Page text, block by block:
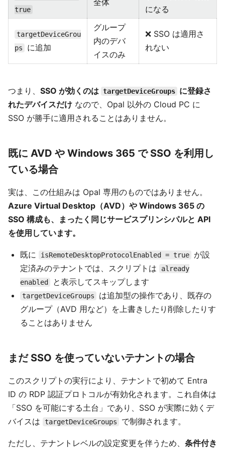
true
になる
targetDeviceGrou
ps
に追加
グループ
内のデバ
イスのみ
❌ SSO は適用さ
れない
つまり、 SSO が効くのは targetDeviceGroups に登録さ
れたデバイスだけ なので、Opal 以外の Cloud PC に
SSO が勝手に適用されることはありません。
既に AVD や Windows 365 で SSO を利用し
ている場合
実は、この仕組みは Opal 専用のものではありません。
Azure Virtual Desktop（AVD）や Windows 365 の
SSO 構成も、まったく同じサービスプリンシパルと API
を使用しています。
既に isRemoteDesktopProtocolEnabled = true
が設
定済みのテナントでは、スクリプトは
already
enabled
と表示してスキップします
targetDeviceGroups
は追加型の操作であり、既存の
グループ（AVD 用など）を上書きしたり削除したりす
ることはありません
まだ SSO を使っていないテナントの場合
このスクリプトの実行により、テナントで初めて Entra
ID の RDP 認証プロトコルが有効化されます。これ自体は
「SSO を可能にする土台」であり、SSO が実際に効くデ
バイスは
targetDeviceGroups で制御されます。
ただし、テナントレベルの設定変更を伴うため、 条件付き